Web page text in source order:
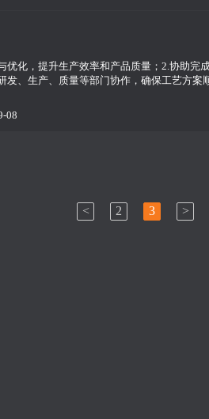
优化，提升生产效率和产品质量；2.协助完
发、生产、质量等部门协作，确保工艺方案
08
< 2 3 >